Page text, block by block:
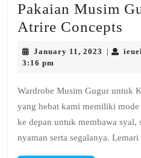
Pakaian Musim
Atrire Concepts
January 11, 2023 January
3:16 pm
Wardrobe Musim Gugur untuk
yang hebat kami memiliki
ke depan untuk membawa syal,
nyaman serta segalanya. Lemari